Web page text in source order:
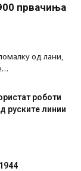
првачиња
од лани,
роботи
руските линии